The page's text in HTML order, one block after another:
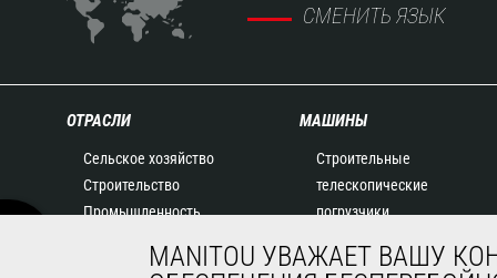
СМЕНИТЬ ЯЗЫК
ОТРАСЛИ
Сельское хозяйство
Строительство
Промышленность
МАШИНЫ
Строительные
телескопические
погрузчики
телескопические
MANITOU УВАЖАЕТ ВАШУ